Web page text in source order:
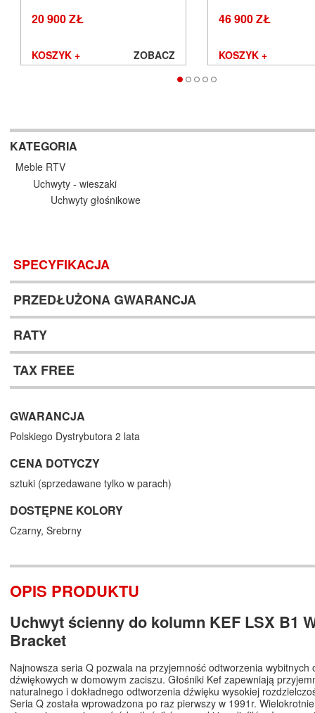
20 900 ZŁ
KOSZYK + ZOBACZ
46 900 ZŁ
KOSZYK +
KATEGORIA
Meble RTV
Uchwyty - wieszaki
Uchwyty głośnikowe
SPECYFIKACJA
PRZEDŁUŻONA GWARANCJA
RATY
TAX FREE
GWARANCJA
Polskiego Dystrybutora 2 lata
CENA DOTYCZY
sztuki (sprzedawane tylko w parach)
DOSTĘPNE KOLORY
Czarny, Srebrny
OPIS PRODUKTU
Uchwyt ścienny do kolumn KEF LSX B1
Bracket
Najnowsza seria Q pozwala na przyjemność odtworzenia wybitnych
dźwiękowych w domowym zaciszu. Głośniki Kef zapewniają
naturalnego i dokładnego odtworzenia dźwięku wysokiej
Seria Q została wprowadzona po raz pierwszy w 1991r.